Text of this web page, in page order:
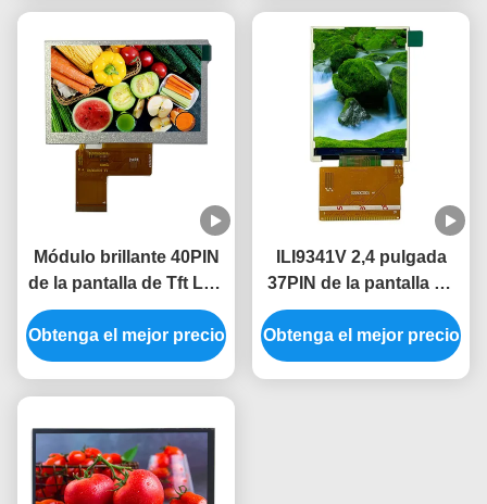
Módulo brillante 40PIN
de la pantalla de Tft Lcd
del conductor 350 de la
exhibición ILI6485A del
RGB 480x272 Tft Lcd
Obtenga el mejor precio
ILI9341V 2,4 pulgada
37PIN de la pantalla de
visualización de la
exhibición 240*320
320*240 Tft de Tft de la
Obtenga el mejor precio